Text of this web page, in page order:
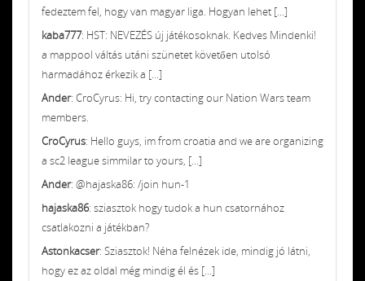
fedeztem fel, hogy van magyar liga. Hogyan lehet [...]
kaba777: HST: NEVEZÉS új játékosoknak. Kedves Mindenki!
a mappool váltás utáni szünetet követően utolsó
harmadához érkezik a [...]
Ander: CroCyrus: Hi, try contacting our Nation Wars team
members.
CroCyrus: Hello guys, im from croatia and we are organizing
a sc2 league simmilar to yours, [...]
Ander: @hajaska86: /join hun-1
hajaska86: sziasztok hogy tudok a hun csatornához
csatlakozni a játékban?
Astonkacser: Sziasztok! Néha felnézek ide, mindig jó látni,
hogy ez az oldal még mindig él és [...]